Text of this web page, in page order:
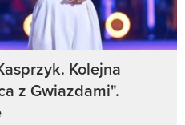
Kolejna
z Gwiazdami".